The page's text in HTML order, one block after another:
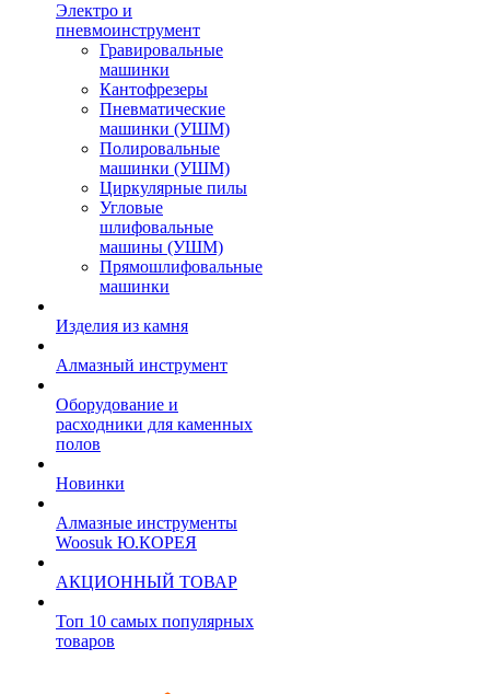
Электро и
пневмоинструмент
Гравировальные
машинки
Кантофрезеры
Пневматические
машинки (УШМ)
Полировальные
машинки (УШМ)
Циркулярные пилы
Угловые
шлифовальные
машины (УШМ)
Прямошлифовальные
машинки
Изделия из камня
Алмазный инструмент
Оборудование и
расходники для каменных
полов
Новинки
Алмазные инструменты
Woosuk Ю.КОРЕЯ
АКЦИОННЫЙ ТОВАР
Топ 10 самых популярных
товаров